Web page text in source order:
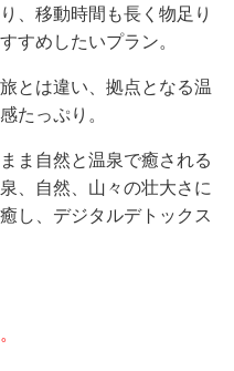
、移動時間も長く物足り
すめしたいプラン。
とは違い、拠点となる温
たっぷり。
ま自然と温泉で癒される
、自然、山々の壮大さに
し、デジタルデトックス